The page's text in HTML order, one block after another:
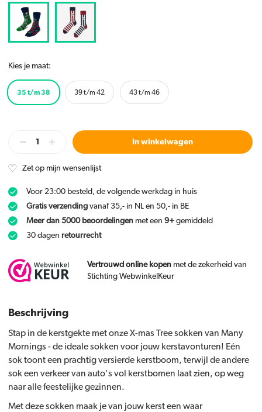
Kies je maat:
35 t/m 38 39 t/m 42 43 t/m 46
In winkelwagen
Zet op mijn wensenlijst
Voor 23:00 besteld, de volgende werkdag in huis
Gratis verzending vanaf 35,- in NL en 50,- in BE
Meer dan 5000 beoordelingen met een 9+ gemiddeld
30 dagen retourrecht
Vertrouwd online kopen met de zekerheid van
Stichting WebwinkelKeur
Beschrijving
Stap in de kerstgekte met onze X-mas Tree sokken van Many
Mornings - de ideale sokken voor jouw kerstavonturen! Eén
sok toont een prachtig versierde kerstboom, terwijl de andere
sok een verkeer van auto's vol kerstbomen laat zien, op weg
naar alle feestelijke gezinnen.
Met deze sokken maak je van jouw kerst een waar